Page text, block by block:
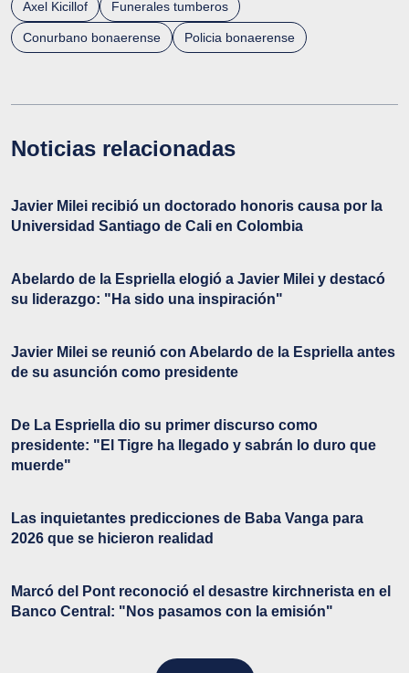
Axel Kicillof Funerales tumberos
Conurbano bonaerense Policia bonaerense
Noticias relacionadas
Javier Milei recibió un doctorado honoris causa por la
Universidad Santiago de Cali en Colombia
Abelardo de la Espriella elogió a Javier Milei y destacó
su liderazgo: "Ha sido una inspiración"
Javier Milei se reunió con Abelardo de la Espriella antes
de su asunción como presidente
De La Espriella dio su primer discurso como
presidente: "El Tigre ha llegado y sabrán lo duro que
muerde"
Las inquietantes predicciones de Baba Vanga para
2026 que se hicieron realidad
Marcó del Pont reconoció el desastre kirchnerista en el
Banco Central: "Nos pasamos con la emisión"